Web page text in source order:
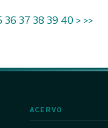
36 37 38 39 40 > >>
ACERVO